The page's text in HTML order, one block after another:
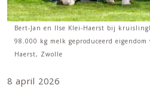
Bert-Jan en Ilse Klei-Haerst bij
98.000 kg melk geproduceerd
Haerst, Zwolle
8 april 2026